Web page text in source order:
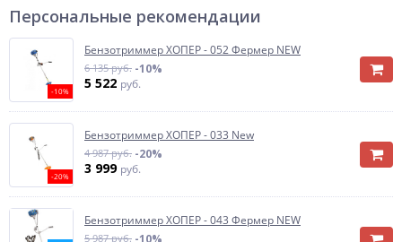
Персональные рекомендации
-10%
Бензотриммер ХОПЕР - 052 Фермер NEW
6 135 руб. -10%
5 522 руб.
-20%
Бензотриммер ХОПЕР - 033 New
4 987 руб. -20%
3 999 руб.
Бензотриммер ХОПЕР - 043 Фермер NEW
5 987 руб. -10%